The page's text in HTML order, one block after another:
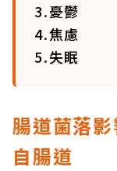
3.憂鬱
4.焦慮
5.失眠
腸道菌落
自腸道